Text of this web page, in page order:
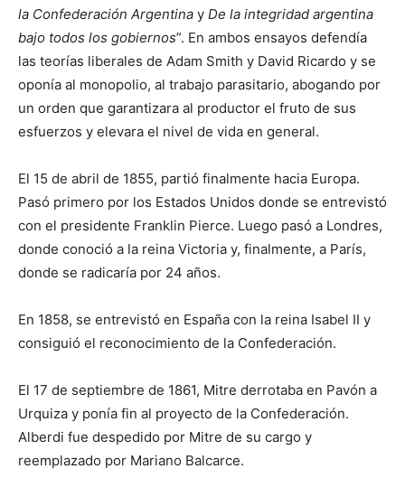
la Confederación Argentina y De la integridad argentina
bajo todos los gobiernos”. En ambos ensayos defendía
las teorías liberales de Adam Smith y David Ricardo y se
oponía al monopolio, al trabajo parasitario, abogando por
un orden que garantizara al productor el fruto de sus
esfuerzos y elevara el nivel de vida en general.
El 15 de abril de 1855, partió finalmente hacia Europa.
Pasó primero por los Estados Unidos donde se entrevistó
con el presidente Franklin Pierce. Luego pasó a Londres,
donde conoció a la reina Victoria y, finalmente, a París,
donde se radicaría por 24 años.
En 1858, se entrevistó en España con la reina Isabel II y
consiguió el reconocimiento de la Confederación.
El 17 de septiembre de 1861, Mitre derrotaba en Pavón a
Urquiza y ponía fin al proyecto de la Confederación.
Alberdi fue despedido por Mitre de su cargo y
reemplazado por Mariano Balcarce.